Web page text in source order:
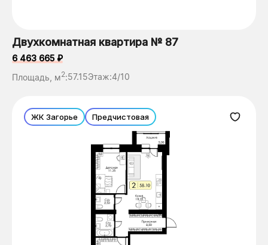
Двухкомнатная квартира № 87
6 463 665 ₽
Площадь, м2:57.15Этаж:4/10
ЖК Загорье Предчистовая